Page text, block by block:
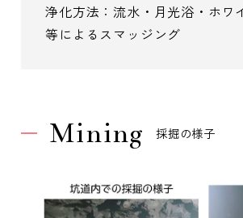
浄化方法：流水・月光浴・ホワ
等によるスマッジング
Mining 採掘の様子